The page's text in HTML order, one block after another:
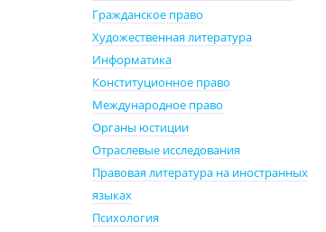
Гражданское право
Художественная литература
Информатика
Конституционное право
Международное право
Органы юстиции
Отраслевые исследования
Правовая литература на иностранных
языках
Психология